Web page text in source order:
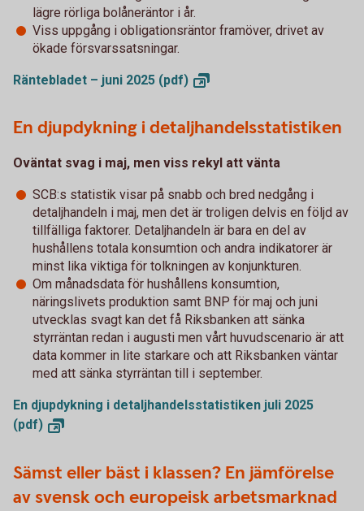
lägre rörliga bolåneräntor i år.
Viss uppgång i obligationsräntor framöver, drivet av
ökade försvarssatsningar.
Räntebladet – juni 2025 (pdf)
En djupdykning i detaljhandelsstatistiken
Oväntat svag i maj, men viss rekyl att vänta
SCB:s statistik visar på snabb och bred nedgång i
detaljhandeln i maj, men det är troligen delvis en följd av
tillfälliga faktorer. Detaljhandeln är bara en del av
hushållens totala konsumtion och andra indikatorer är
minst lika viktiga för tolkningen av konjunkturen.
Om månadsdata för hushållens konsumtion,
näringslivets produktion samt BNP för maj och juni
utvecklas svagt kan det få Riksbanken att sänka
styrräntan redan i augusti men vårt huvudscenario är att
data kommer in lite starkare och att Riksbanken väntar
med att sänka styrräntan till i september.
En djupdykning i detaljhandelsstatistiken juli 2025
(pdf)
Sämst eller bäst i klassen? En jämförelse
av svensk och europeisk arbetsmarknad